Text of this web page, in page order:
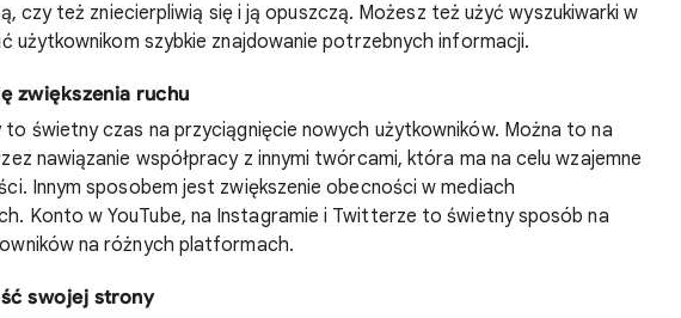
czy też zniecierpliwią się i ją opuszczą. Możesz też użyć wyszukiwarki w
użytkownikom szybkie znajdowanie potrzebnych informacji.
zwiększenia ruchu
świetny czas na przyciągnięcie nowych użytkowników. Można to na
nawiązanie współpracy z innymi twórcami, która ma na celu wzajemne
Innym sposobem jest zwiększenie obecności w mediach
Konto w YouTube, na Instagramie i Twitterze to świetny sposób na
na różnych platformach.
swojej strony